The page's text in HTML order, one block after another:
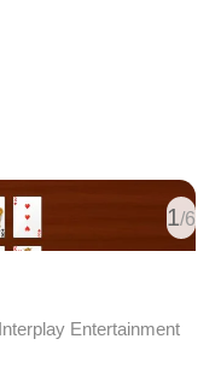
1/6
Entertainment